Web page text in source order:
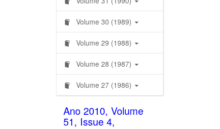
Volume 30 (1989)
Volume 29 (1988)
Volume 28 (1987)
Volume 27 (1986)
Ano 2010, Volume
51, Issue 4,